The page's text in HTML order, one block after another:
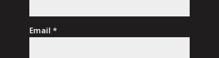
Email *